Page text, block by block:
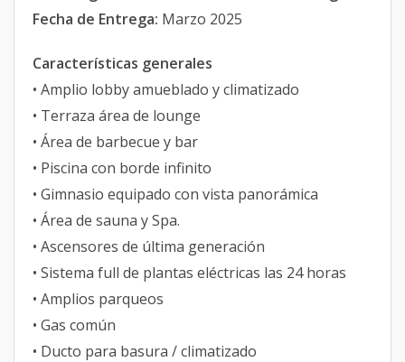
Fecha de Entrega: Marzo 2025
Características generales
• Amplio lobby amueblado y climatizado
• Terraza área de lounge
• Área de barbecue y bar
• Piscina con borde infinito
• Gimnasio equipado con vista panorámica
• Área de sauna y Spa.
• Ascensores de última generación
• Sistema full de plantas eléctricas las 24 horas
• Amplios parqueos
• Gas común
• Ducto para basura / climatizado